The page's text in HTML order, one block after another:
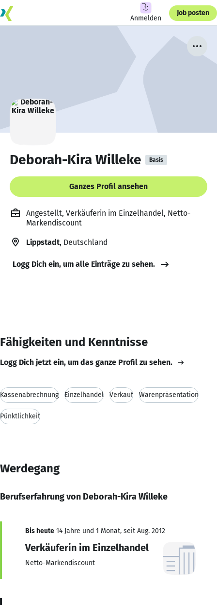
Anmelden
Job posten
Deborah-Kira Willeke Basis
Ganzes Profil ansehen
Angestellt, Verkäuferin im Einzelhandel, Netto-
Markendiscount
Lippstadt, Deutschland
Logg Dich ein, um alle Einträge zu sehen.
Fähigkeiten und Kenntnisse
Logg Dich jetzt ein, um das ganze Profil zu sehen.
Kassenabrechnung Einzelhandel Verkauf Warenpräsentation
Pünktlichkeit
Werdegang
Berufserfahrung von Deborah-Kira Willeke
Bis heute 14 Jahre und 1 Monat, seit Aug. 2012
Verkäuferin im Einzelhandel
Netto-Markendiscount